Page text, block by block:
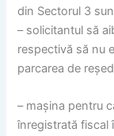
din Sectorul 3
– solicitantul să
respectivă să nu
parcarea de
– mașina pentru
înregistrată fiscal